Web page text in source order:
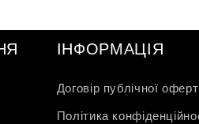
ІНФОРМАЦІЯ
Договір публічної
Політика